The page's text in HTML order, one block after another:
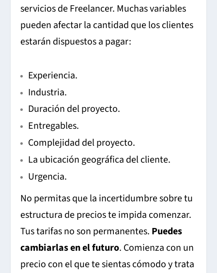
servicios de Freelancer. Muchas variables
pueden afectar la cantidad que los clientes
estarán dispuestos a pagar:
Experiencia.
Industria.
Duración del proyecto.
Entregables.
Complejidad del proyecto.
La ubicación geográfica del cliente.
Urgencia.
No permitas que la incertidumbre sobre tu
estructura de precios te impida comenzar.
Tus tarifas no son permanentes. Puedes
cambiarlas en el futuro. Comienza con un
precio con el que te sientas cómodo y trata